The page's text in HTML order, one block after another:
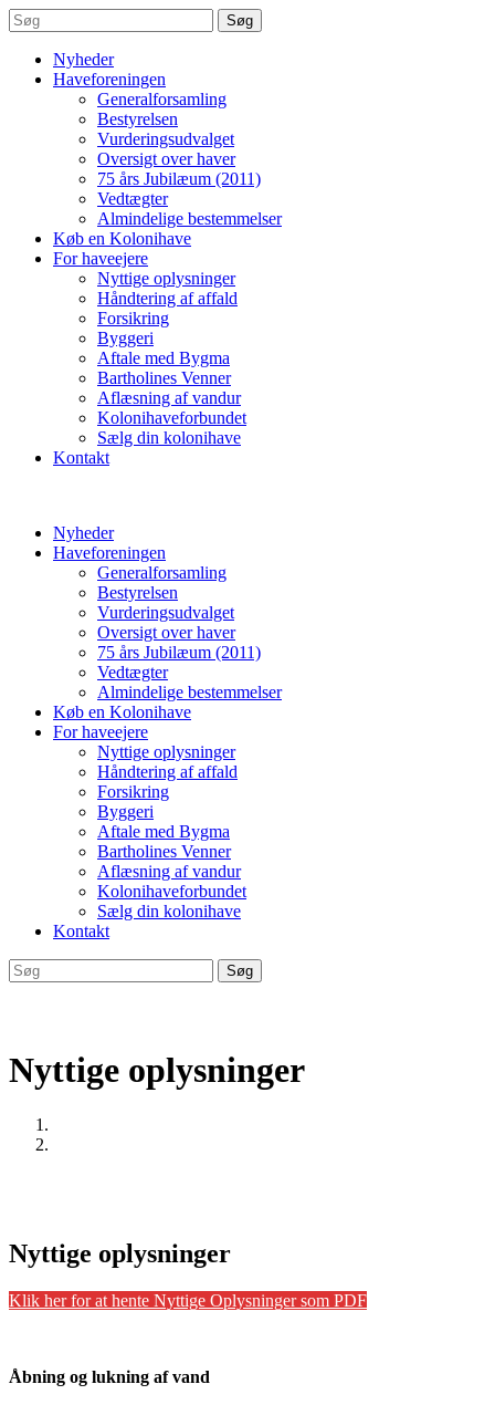
Søg
Nyheder
Haveforeningen
Generalforsamling
Bestyrelsen
Vurderingsudvalget
Oversigt over haver
75 års Jubilæum (2011)
Vedtægter
Almindelige bestemmelser
Køb en Kolonihave
For haveejere
Nyttige oplysninger
Håndtering af affald
Forsikring
Byggeri
Aftale med Bygma
Bartholines Venner
Aflæsning af vandur
Kolonihaveforbundet
Sælg din kolonihave
Kontakt
Nyheder
Haveforeningen
Generalforsamling
Bestyrelsen
Vurderingsudvalget
Oversigt over haver
75 års Jubilæum (2011)
Vedtægter
Almindelige bestemmelser
Køb en Kolonihave
For haveejere
Nyttige oplysninger
Håndtering af affald
Forsikring
Byggeri
Aftale med Bygma
Bartholines Venner
Aflæsning af vandur
Kolonihaveforbundet
Sælg din kolonihave
Kontakt
Søg
Nyttige oplysninger
Nyttige oplysninger
Klik her for at hente Nyttige Oplysninger som PDF
Åbning og lukning af vand